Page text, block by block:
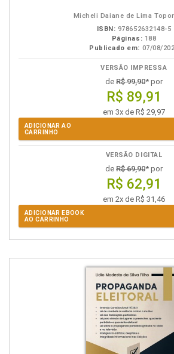
Micheli Daiane de Lima
ISBN: 978652632148-5
Páginas: 188
Publicado em: 07/08/
VERSÃO IMPRESSA
de R$ 99,90* por
R$ 89,91
em 3x de R$ 29,97
ADICIONAR AO
CARRINHO
VERSÃO DIGITAL
de R$ 69,90* por
R$ 62,91
em 2x de R$ 31,46
ADICIONAR EBOOK
AO CARRINHO